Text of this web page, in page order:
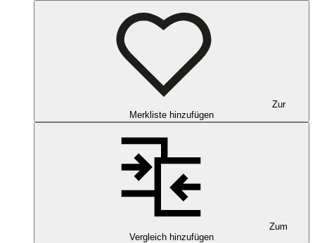
Zur
Merkliste hinzufügen
Zum
Vergleich hinzufügen